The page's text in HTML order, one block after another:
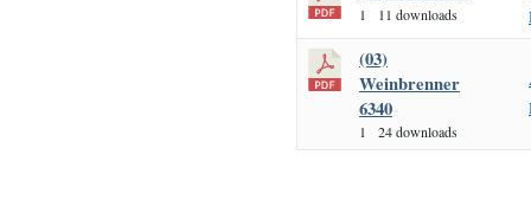
1 11 downloads
(03)
Weinbrenner
6340
1 24 downloads